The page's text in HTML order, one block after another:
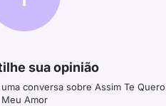
sua opinião
conversa sobre Assim Te Quero
Meu Amor